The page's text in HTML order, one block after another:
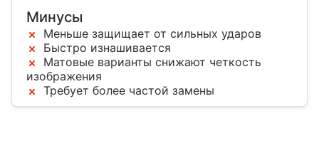
Минусы
Меньше защищает от сильных ударов
Быстро изнашивается
Матовые варианты снижают четкость
изображения
Требует более частой замены